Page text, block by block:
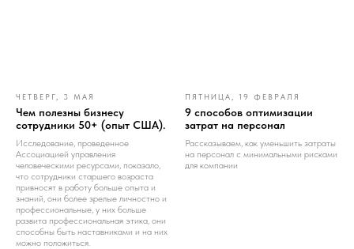
ЧЕТВЕРГ, 3 МАЯ
Чем полезны бизнесу
сотрудники 50+ (опыт США).
Исследование, проведенное
Ассоциацией управления
человеческими ресурсами, показало,
что сотрудники старшего возраста
привносят в работу больше опыта и
знаний, они более зрелые личностно и
профессиональные, у них больше
развита профессиональная этика, они
способны быть наставниками и на них
можно положиться.
ПЯТНИЦА, 19 ФЕВРАЛЯ
9 способов оптимизации
затрат на персонал
Рассказываем, как уменьшить затраты
на персонал с минимальными рисками
для компании